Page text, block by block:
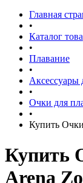
Главная
•
Каталог
•
Плавание
•
Аксессуары
•
Очки для
•
Купить
Купить
Arena